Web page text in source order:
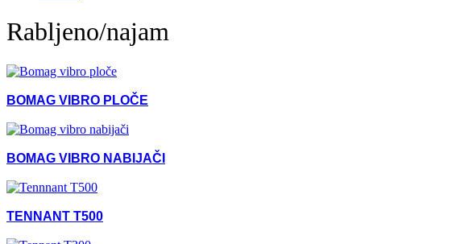
Rabljeno/najam
BOMAG VIBRO PLOČE
BOMAG VIBRO NABIJAČI
TENNANT T500